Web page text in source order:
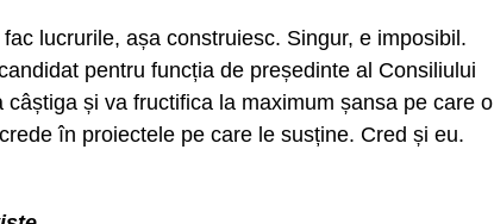
lucrurile, așa construiesc. Singur, e imposibil.
pentru funcția de președinte al Consiliului
și va fructifica la maximum șansa pe care o
în proiectele pe care le susține. Cred și eu.